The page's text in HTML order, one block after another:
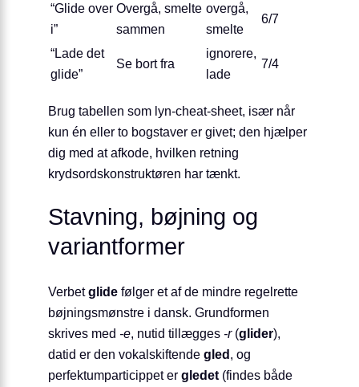
“Glide over
i”
Overgå, smelte
sammen
overgå,
smelte
6/7
“Lade det
glide”
Se bort fra
ignorere,
lade
7/4
Brug tabellen som lyn-cheat-sheet, især når
kun én eller to bogstaver er givet; den hjælper
dig med at afkode, hvilken retning
krydsordskonstruktøren har tænkt.
Stavning, bøjning og
variantformer
Verbetglide følger et af de mindre regelrette
bøj­ningsmønstre i dansk. Grundformen
skrives med -e, nutid tillægges -r(glider),
datid er den vokal­skiftende gled, og
perfektum­particippet er gledet (findes både